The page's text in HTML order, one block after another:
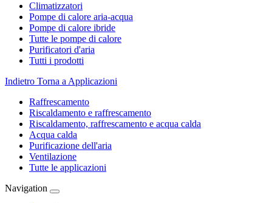
Climatizzatori
Pompe di calore aria-acqua
Pompe di calore ibride
Tutte le pompe di calore
Purificatori d'aria
Tutti i prodotti
Indietro Torna a Applicazioni
Raffrescamento
Riscaldamento e raffrescamento
Riscaldamento, raffrescamento e acqua calda
Acqua calda
Purificazione dell'aria
Ventilazione
Tutte le applicazioni
Navigation